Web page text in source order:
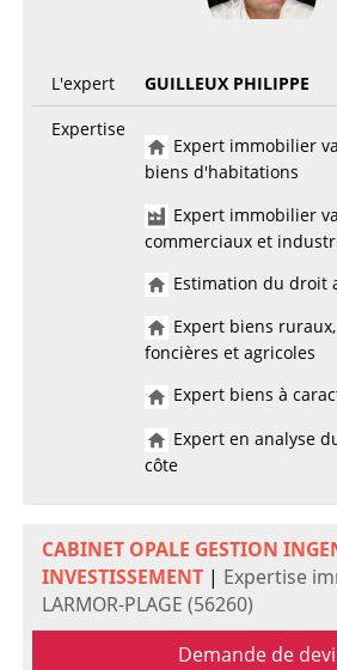
L'expert
GUILLEUX PHILIPPE
Expertise
Expert immobilier
biens d'habitations
Expert immobilier
commerciaux et
Estimation du droit
Expert biens
foncières et agricoles
Expert biens à
Expert en analyse
côte
CABINET OPALE GESTION
INVESTISSEMENT| Expertise
LARMOR-PLAGE (56260)
Demande de